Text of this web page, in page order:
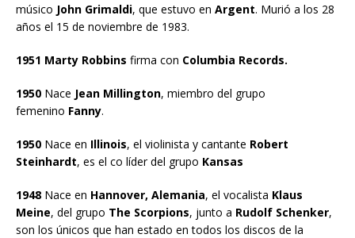
músico John Grimaldi, que estuvo en Argent. Murió a los 28
años el 15 de noviembre de 1983.
1951 Marty Robbins firma con Columbia Records.
1950 Nace Jean Millington, miembro del grupo
femenino Fanny.
1950 Nace en Illinois, el violinista y cantante Robert
Steinhardt, es el co líder del grupo Kansas
1948 Nace en Hannover, Alemania, el vocalista Klaus
Meine, del grupo The Scorpions, junto a Rudolf Schenker,
son los únicos que han estado en todos los discos de la